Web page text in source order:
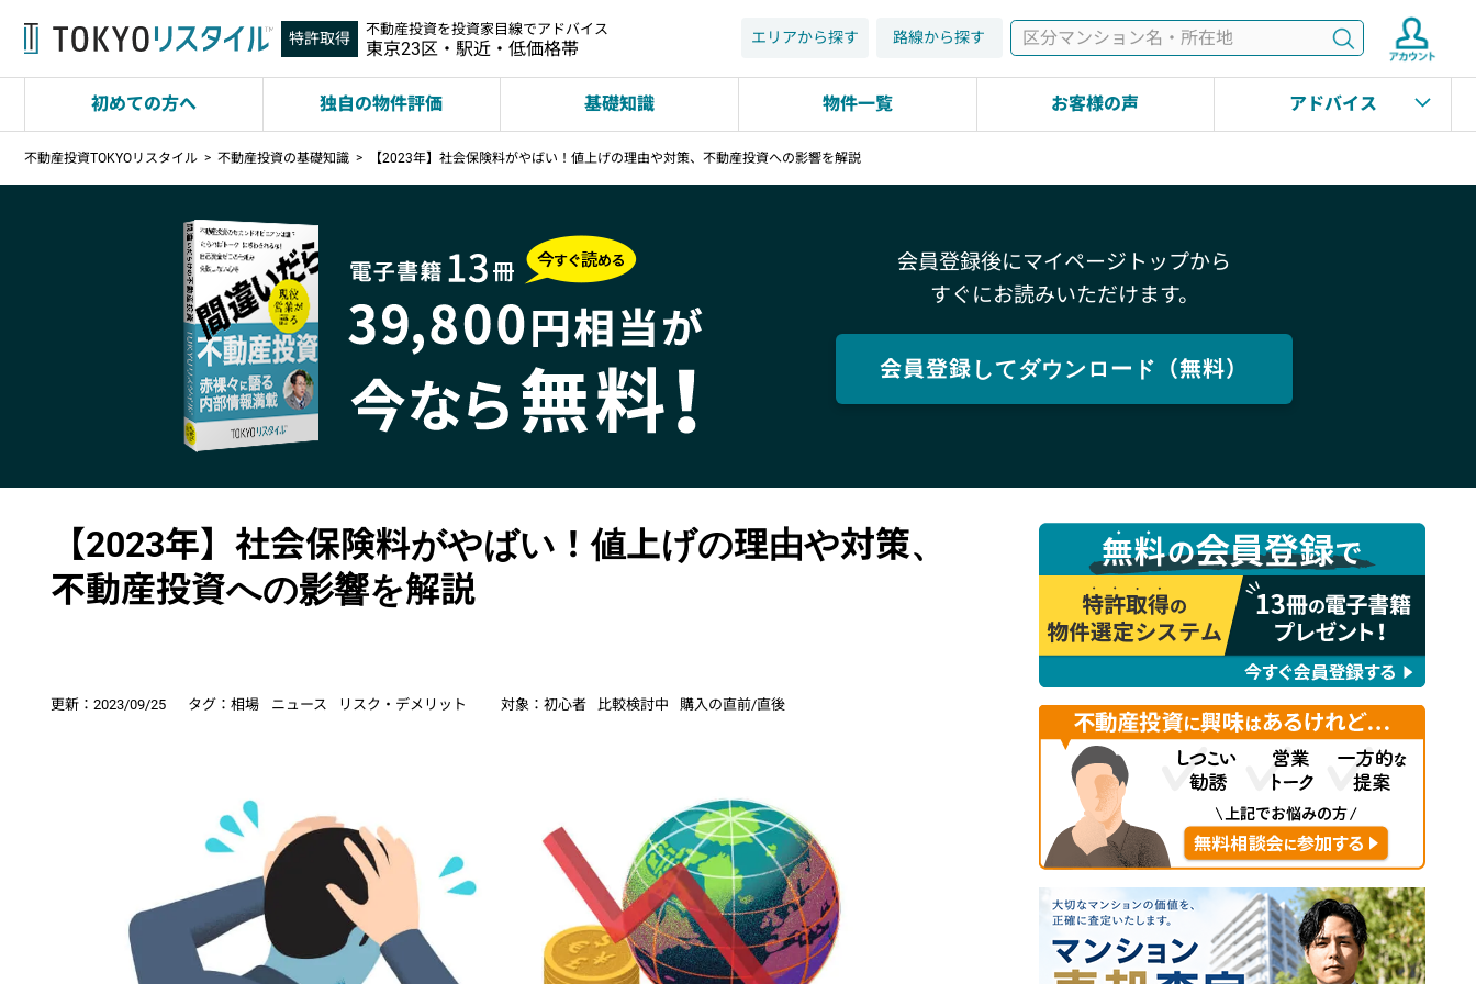
特許取得 不動産投資を投資家目線でアドバイス
東京23区・駅近・低価格帯
検索
エリアから探す 路線から探す
初めての方へ 独自の物件評価 基礎知識 物件一覧 お客様の声 アドバイス
不動産投資TOKYOリスタイル 不動産投資の基礎知識 【2023年】社会保険料がやばい！値上げの理由や対策、不動産投資への影響を解説
会員登録後にマイページトップから
すぐにお読みいただけます。
会員登録してダウンロード（無料）
【2023年】社会保険料がやばい！値上げの理由や対策、
不動産投資への影響を解説
更新： 2023/09/25 タグ：相場 ニュース リスク・デメリット 対象： 初心者 比較検討中 購入の直前/直後